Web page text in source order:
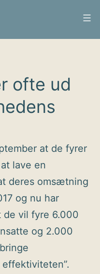
ofte ud
at de fyrer
lave en
deres omsætning
og nu har
de vil fyre 6.000
og 2.000